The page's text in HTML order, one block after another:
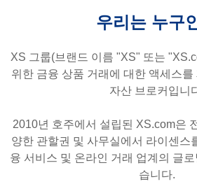
우리는 누구
XS 그룹(브랜드 이름 "XS" 또는
위한 금융 상품 거래에 대한 액세스
자산 브로커입니
2010년 호주에서 설립된 XS.com은
양한 관할권 및 사무실에서 라이센스
융 서비스 및 온라인 거래 업계의 글
습니다.